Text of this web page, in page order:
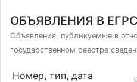
ОБЪЯВЛЕНИЯ В
Объявления, публикуемые в
государственном реестре
Номер, тип, дата